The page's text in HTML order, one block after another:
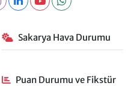
Sakarya Hava Durumu
Puan Durumu ve Fikstür